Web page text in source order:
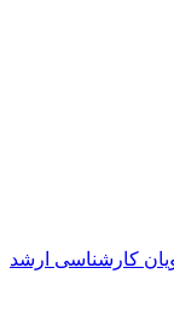
کارشناسی ارشد